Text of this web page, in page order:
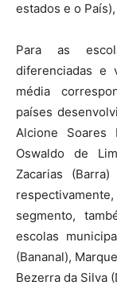
estados e o
Para as
diferenciadas e
média
países
Alcione Soares
Oswaldo de
Zacarias
segmento,
escolas
(Bananal),
Bezerra da Silva